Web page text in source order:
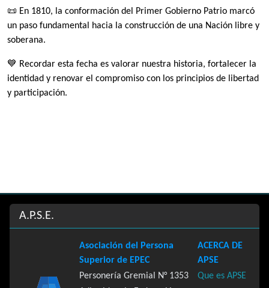
📜 En 1810, la conformación del Primer Gobierno Patrio marcó
un paso fundamental hacia la construcción de una Nación libre y
soberana.
💙 Recordar esta fecha es valorar nuestra historia, fortalecer la
identidad y renovar el compromiso con los principios de libertad
y participación.
Site information, links, etc.
A.P.S.E.
Asociación del Persona
Superior de EPEC
ACERCA DE
APSE
Personería Gremial N° 1353
Que es APSE